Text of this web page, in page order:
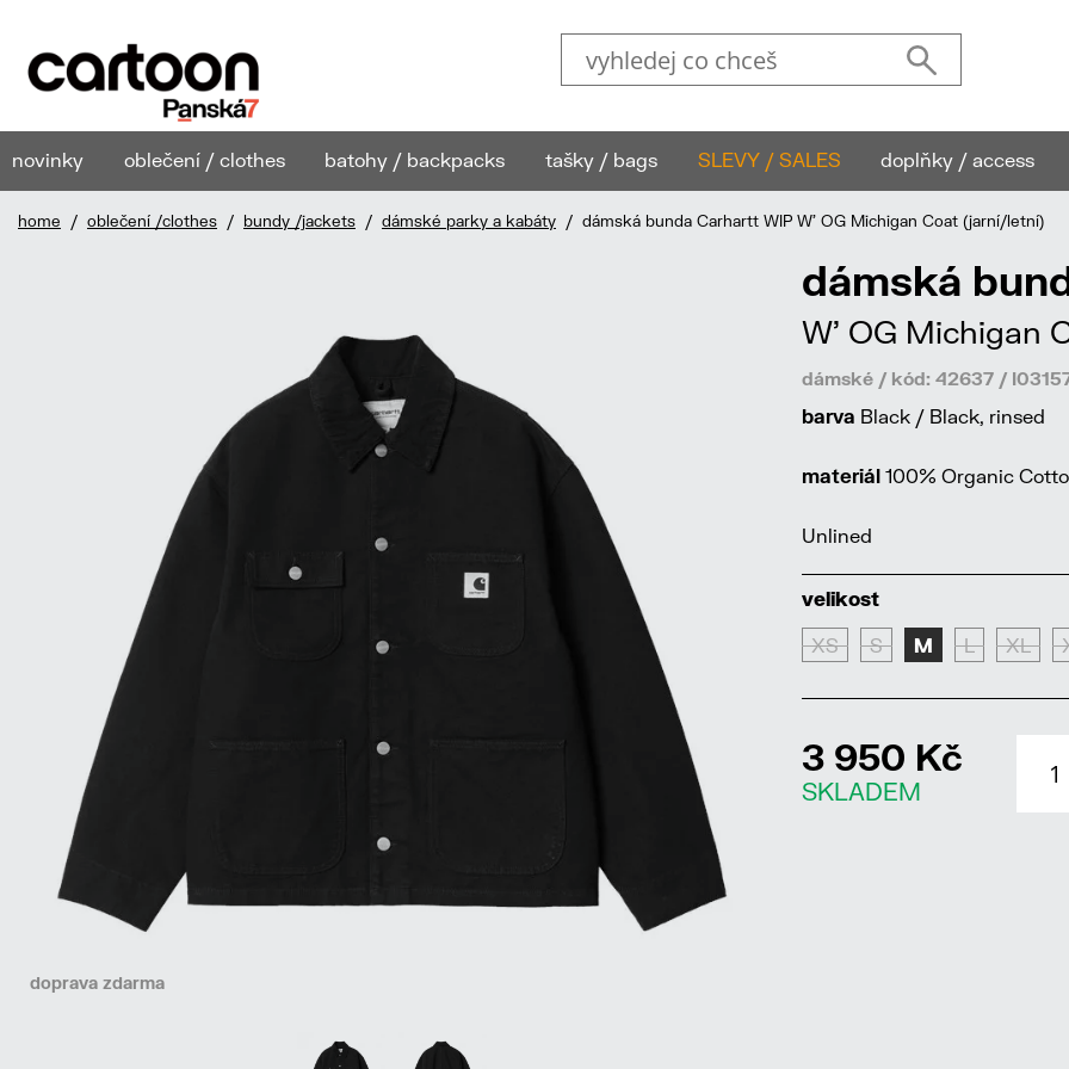
novinky oblečení / clothes batohy / backpacks tašky / bags SLEVY / SALES doplňky / access
home / oblečení /clothes / bundy /jackets / dámské parky a kabáty / dámská bunda Carhartt WIP W' OG Michigan Coat (jarní/letní)
doprava zdarma
dámská
W' OG Michigan
dámské / kód: 42637 /
barva Black / Black, rinsed
materiál 100% Organic
Unlined
velikost
XS S M L XL
3 950 Kč
SKLADEM